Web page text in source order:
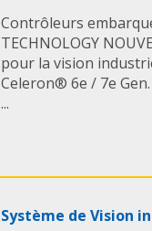
Contrôleurs
TECHNOLOGY
pour la vision
Celeron® 6e / 7e
...
Système de Vision